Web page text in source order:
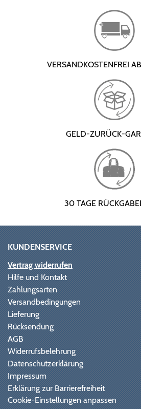
VERSANDKOSTENFREI
GELD-ZURÜCK-
30 TAGE
KUNDENSERVICE
Vertrag widerrufen
Hilfe und Kontakt
Zahlungsarten
Versandbedingungen
Lieferung
Rücksendung
AGB
Widerrufsbelehrung
Datenschutzerklärung
Impressum
Erklärung zur Barrierefreiheit
Cookie-Einstellungen anpassen